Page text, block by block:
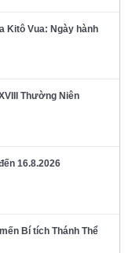
Kitô Vua: Ngày hành
Thường Niên
16.8.2026
Bí tích Thánh Thể